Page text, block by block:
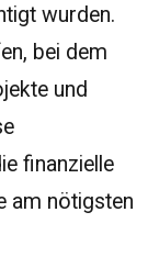
wurden.
bei dem
und
finanzielle
am nötigsten